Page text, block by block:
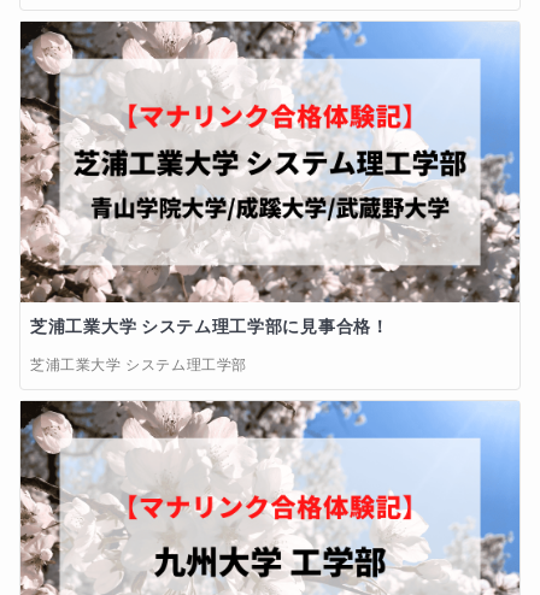
芝浦工業大学 システム理工学部に見事合格！
芝浦工業大学 システム理工学部